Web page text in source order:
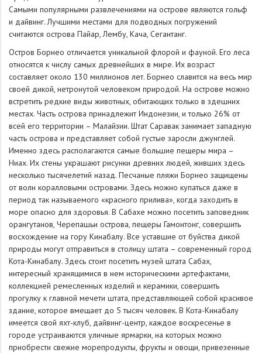
Самыми популярными развлечениями на острове являются гольф
и дайвинг. Лучшими местами для подводных погружений
считаются острова Пайар, Лембу, Кача, Сегантанг.
Остров Борнео отличается уникальной флорой и фауной. Его леса
относятся к числу самых древнейших в мире. Их возраст
составляет около 130 миллионов лет. Борнео славится на весь мир
своей дикой, нетронутой человеком природой. На острове можно
встретить редкие виды животных, обитающих только в здешних
местах. Часть острова принадлежит Индонезии, и только 26% от
всей его территории – Малайзии. Штат Саравак занимает западную
часть острова и представляет собой густые заросли джунглей.
Именно здесь располагаются самые большие пещеры мира –
Ниах. Их стены украшают рисунки древних людей, живших здесь
несколько тысячелетий назад. Песчаные пляжи Борнео защищены
от волн коралловыми островами. Здесь можно купаться даже в
период так называемого «красного прилива», когда заходить в
море опасно для здоровья. В Сабахе можно посетить заповедник
орангутанов, Черепашьи острова, пещеры Гамонтонг, совершить
восхождение на гору Кинабалу. Все уставшие от буйства дикой
природы могут отправиться в столицу штата – современный город
Кота-Кинабалу. Здесь стоит посетить музей штата Сабах,
интересный хранящимися в нем историческими артефактами,
коллекцией ремесленных изделий и керамики, совершить
прогулку к главной мечети штата, представляющей собой красивое
здание, которое вмещает до 5 тысяч человек. В Кота-Кинабалу
имеется свой яхт-клуб, дайвинг-центр, каждое воскресенье в
городе устраиваются уличные ярмарки, на которых можно
приобрести свежие морепродукты, фрукты и овощи, привезенные